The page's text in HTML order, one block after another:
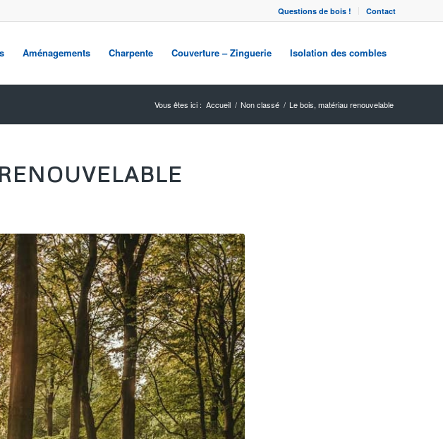
Questions de bois ! Contact
Aménagements Charpente Couverture – Zinguerie Isolation des combles
Vous êtes ici : Accueil / Non classé / Le bois, matériau renouvelable